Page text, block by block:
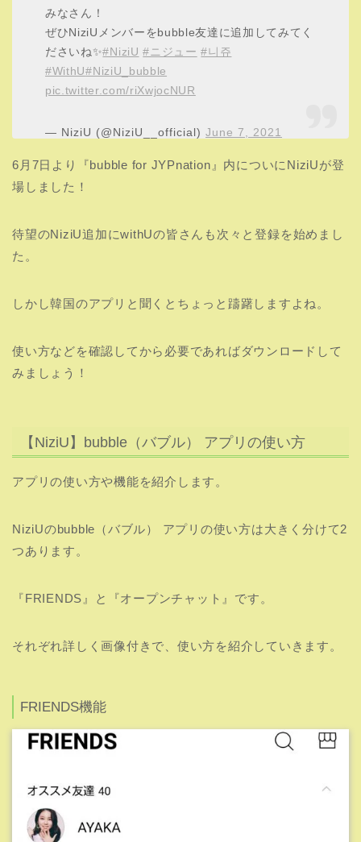
みなさん！
ぜひNiziUメンバーをbubble友達に追加してみてく
ださいね✨#NiziU #ニジュー #니쥬
#WithU#NiziU_bubble
pic.twitter.com/riXwjocNUR
— NiziU (@NiziU__official)June 7, 2021
6月7日より『bubble for JYPnation』内についにNiziUが登
場しました！
待望のNiziU追加にwithUの皆さんも次々と登録を始めまし
た。
しかし韓国のアプリと聞くとちょっと躊躇しますよね。
使い方などを確認してから必要であればダウンロードして
みましょう！
【NiziU】bubble（バブル） アプリの使い方
アプリの使い方や機能を紹介します。
NiziUのbubble（バブル） アプリの使い方は大きく分けて2
つあります。
『FRIENDS』と『オープンチャット』です。
それぞれ詳しく画像付きで、使い方を紹介していきます。
FRIENDS機能